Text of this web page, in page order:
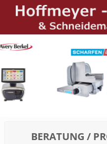
BERATUNG /